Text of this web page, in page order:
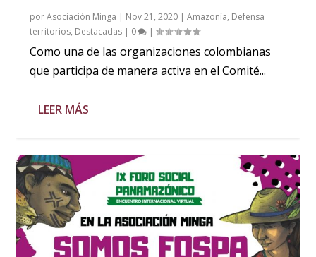
porAsociación Minga | Nov 21, 2020 |Amazonía, Defensa
territorios, Destacadas | 0 |
Como una de las organizaciones colombianas
que participa de manera activa en el Comité...
LEER MÁS